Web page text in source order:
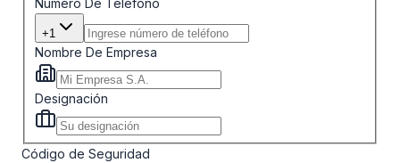
+1
Nombre De Empresa
Designación
Código de Seguridad